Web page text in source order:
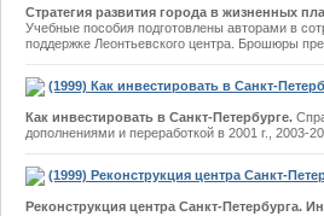
Стратегия развития города в жизненных
Учебные пособия подготовлены авторами в
поддержке Леонтьевского центра. Брошюры
(1999) Как инвестировать в Санкт-
Как инвестировать в Санкт-Петербурге.
дополнениями и переработкой в 2001 г., 2003-
(1999) Реконструкция центра Санкт-
Реконструкция центра Санкт-Петербурга.